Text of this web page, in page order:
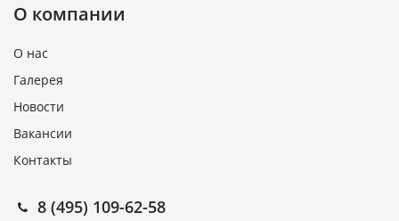
О компании
О нас
Галерея
Новости
Вакансии
Контакты
8 (495) 109-62-58